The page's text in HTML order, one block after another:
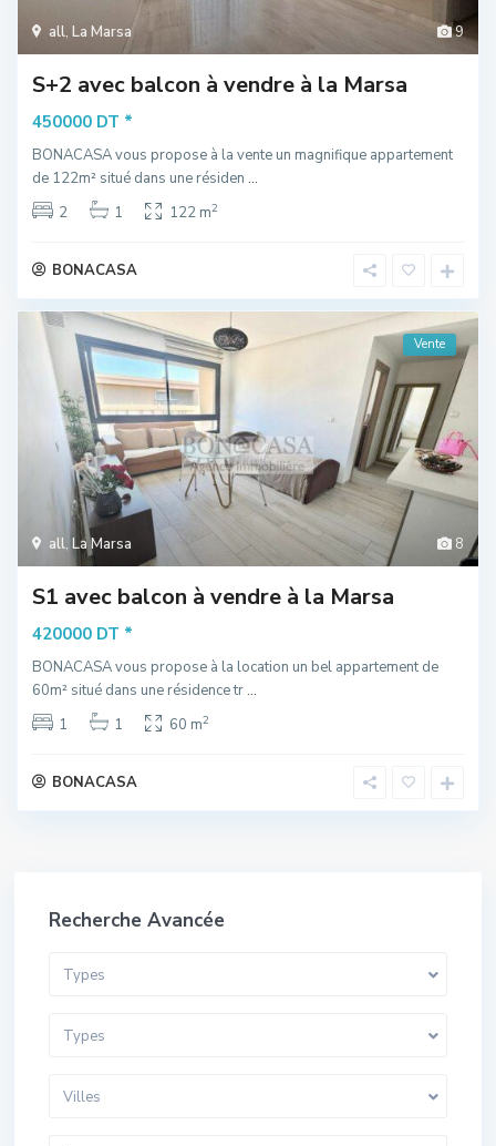
9
all, La Marsa
S+2 avec balcon à vendre à la Marsa
450000 DT *
BONACASA vous propose à la vente un magnifique appartement
de 122m² situé dans une résiden ...
2
1 122 m2
BONACASA
8
all, La Marsa
Vente
S1 avec balcon à vendre à la Marsa
420000 DT *
BONACASA vous propose à la location un bel appartement de
60m² situé dans une résidence tr...
1
1 60 m2
BONACASA
Recherche Avancée
Types
Types
Villes